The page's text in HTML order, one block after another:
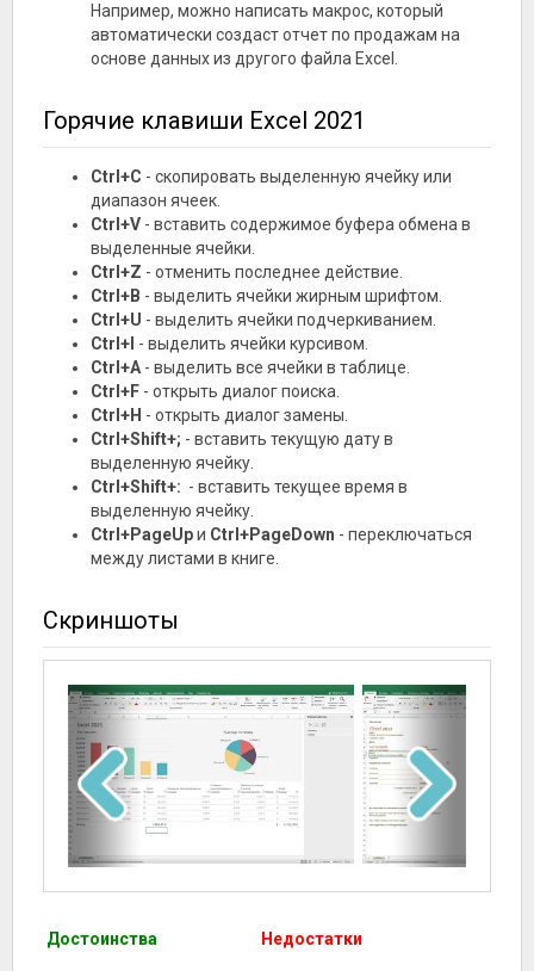
Например, можно написать макрос, который
автоматически создаст отчет по продажам на
основе данных из другого файла Excel.
Горячие клавиши Excel 2021
Ctrl+C - скопировать выделенную ячейку или
диапазон ячеек.
Ctrl+V - вставить содержимое буфера обмена в
выделенные ячейки.
Ctrl+Z - отменить последнее действие.
Ctrl+B - выделить ячейки жирным шрифтом.
Ctrl+U - выделить ячейки подчеркиванием.
Ctrl+I - выделить ячейки курсивом.
Ctrl+A - выделить все ячейки в таблице.
Ctrl+F - открыть диалог поиска.
Ctrl+H - открыть диалог замены.
Ctrl+Shift+; - вставить текущую дату в
выделенную ячейку.
Ctrl+Shift+: - вставить текущее время в
выделенную ячейку.
Ctrl+PageUpи Ctrl+PageDown - переключаться
между листами в книге.
Скриншоты
Достоинства Недостатки